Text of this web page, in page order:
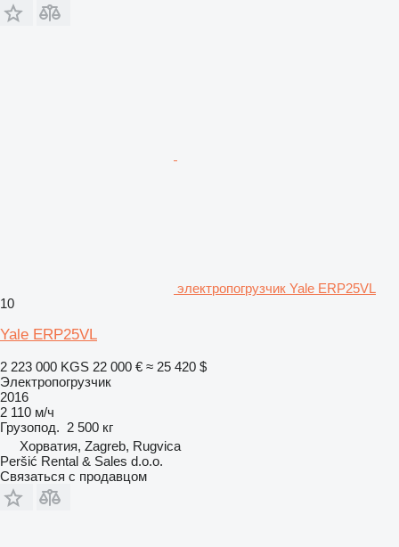
электропогрузчик Yale ERP25VL
10
Yale ERP25VL
2 223 000 KGS 22 000 € ≈ 25 420 $
Электропогрузчик
2016
2 110 м/ч
Грузопод. 2 500 кг
Хорватия, Zagreb, Rugvica
Peršić Rental & Sales d.o.o.
Связаться с продавцом